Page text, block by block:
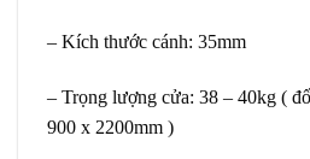
– Kích thước cánh: 35mm
– Trọng lượng cửa: 38 – 40kg (
900 x 2200mm )